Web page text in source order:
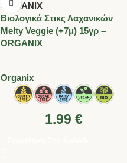
Βιολογικά Στικς Λαχανικών
Melty Veggie (+7μ) 15γρ –
ORGANIX
Organix
1.99 €